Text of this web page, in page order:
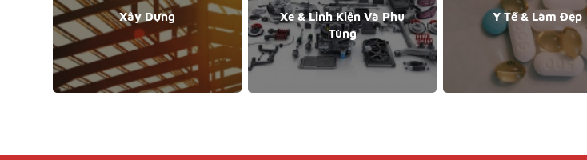
Xây Dựng
Xe & Linh Kiện Và Phụ
Tùng
Y Tế & Làm Đẹp